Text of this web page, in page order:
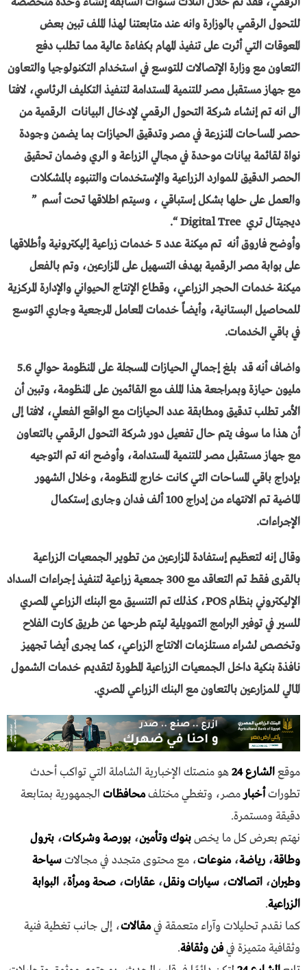
للتحول الرقمي بالوزارة وانه عند متابعتنا لهذا الملف تبين بعض
المعوقات التي أثرت على تنفيذ المهام بكفاءة عالية مما تطلب دفع
التعاون مع وزارة الإتصالات للتوسع في استخدام التكنولوجيا والتعاون
مع جهاز مستقبل مصر للتنمية المستدامة لتنفيذ التكليف الرئاسي، لافتا
الى انه تم إنشاء شركة التحول الرقمي لإدخال البيانات الرقمية من
حصر المساحات المنزرعة في مصر وتدقيق الحيازات بما يضمن وجودة
نواة لقائمة بيانات موحدة في مجالي الزراعة و الري وضمان تحقيق
الحصر الدقيق للموارد الزراعية والإستخدمات والتنبوء بالمشكلات
والعمل على حلها بشكل إستباقي ، وسيتم اطلاقها تحت أسم ”
ديجيتال تري Digital Tree “.
وأوضح فاروق أنه تم ميكنة عدد 5 خدمات زراعية إليكترونية وأطلاقها
على بوابة مصر الرقمية بهدف التسهيل على المزارعين، وتم بالفعل
ميكنة خدمات الحجر الزراعي، وقطاع الإنتاج الحيواني والإدارة المركزية
للمحاصيل البستانية، وأيضاً خدمات المعامل المرجعية وجاري التوسع
في باقي الخدمات.
واضاف أنه قد بلغ إجمالي الحيازات المسجلة على المنظومة حوالي 5.6
مليون حيازة وبمراجعة هذا الملف مع القائمين على المنظومة، وتبين أن
الأمر تطلب تدقيق ومطابقة عدد الحيازات مع الواقع الفعلي، لافتا إلى
أن هذا ما سوف يتم حال تفعيل دور شركة التحول الرقمي بالتعاون
مع جهاز مستقبل مصر للتنمية المستدامة، وأوضح انه تم التوجيه
بإدراج باقي المساحات التي كانت خارج المنظومة، وخلال الشهور
الماضية تم الانتهاء من إدراج 100 ألف فدان وجارى إستكمال
الإجراءات.
وقال إنه لتعظيم إستفادة المزارعين من تطوير الجمعيات الزراعية
بالقرى فقط تم التعاقد مع 300 جمعية زراعية لتنفيذ إجراءات السداد
الإليكتروني بنظام POS، كذلك تم التنسيق مع البنك الزراعي المصري
للسير في توفير البرامج التمويلية ليتم طرحها عن طريق كارت الفلاح
وتخصص لشراء مستلزمات الانتاج الزراعي، كما يجرى أيضا تجهيز
نافذة بنكية داخل الجمعيات الزراعية المطورة لتقديم خدمات الشمول
المالي للمزارعين بالتعاون مع البنك الزراعي المصري.
موقعالشارع 24
هو منصتك الإخبارية الشاملة التي تواكب أحدث
تطوراتأخبار مصر، وتغطي مختلفمحافظات الجمهورية بمتابعة
دقيقة ومستمرة.
نهتم بعرض كل ما يخصبنوك وتأمين، بورصة وشركات، بترول
وطاقة، رياضة،منوعات، مع محتوى متجدد في مجالاتسياحة
وطيران، اتصالات، سيارات ونقل، عقارات، صحة ومرأة، البوابة
الزراعية.
كما نقدم تحليلات وآراء متعمقة فيمقالات، إلى جانب تغطية فنية
وثقافية متميزة فيفن وثقافة.